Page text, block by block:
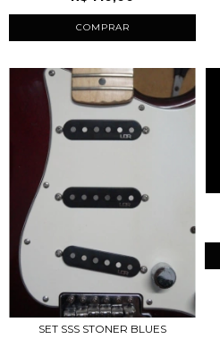
COMPRAR
SET SSS STONER BLUES